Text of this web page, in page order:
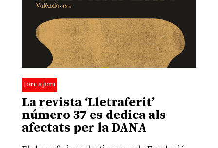
Jorn a jorn
La revista ‘Lletraferit’
número 37 es dedica als
afectats per la DANA